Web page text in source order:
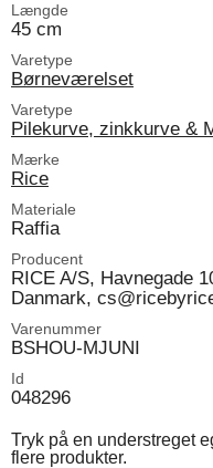
Længde
45 cm
Varetype
Børneværelset
Varetype
Pilekurve, zinkkurve &
Mærke
Rice
Materiale
Raffia
Producent
RICE A/S, Havnegade
Danmark,
Varenummer
BSHOU-MJUNI
Id
048296
Tryk på en understreget
flere produkter.